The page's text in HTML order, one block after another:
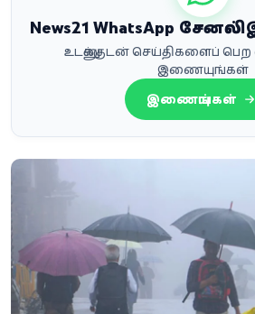
News21 WhatsApp
உடனுக்குடன் செய்திகளைப்
இணையுங்கள்
இணையுங்கள்